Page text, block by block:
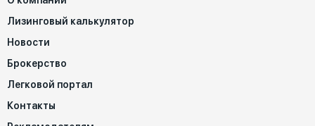
Лизинговый калькулятор
Новости
Брокерство
Легковой портал
Контакты